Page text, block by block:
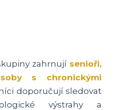
zahrnují senioři,
s chronickými
doporučují sledovat
výstrahy a